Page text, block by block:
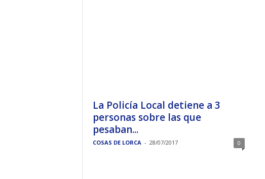
La Policía Local detiene a 3
personas sobre las que
pesaban...
COSAS DE LORCA - 28/07/2017 0